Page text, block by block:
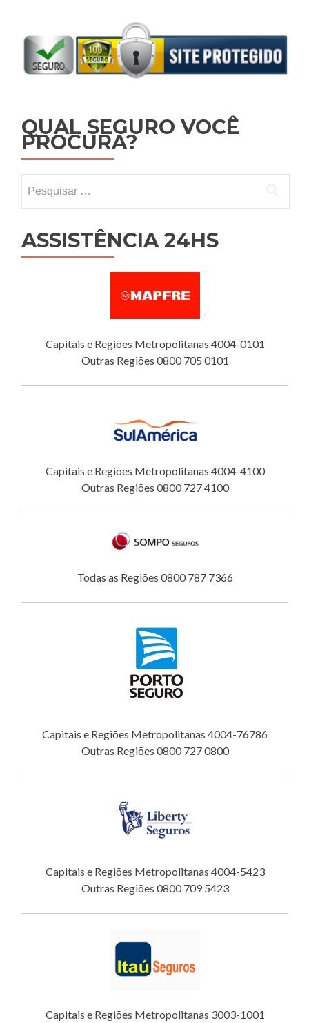
QUAL SEGURO VOCÊ
PROCURA?
ASSISTÊNCIA 24HS
Capitais e Regiões Metropolitanas 4004-0101
Outras Regiões 0800 705 0101
Capitais e Regiões Metropolitanas 4004-4100
Outras Regiões 0800 727 4100
Todas as Regiões 0800 787 7366
Capitais e Regiões Metropolitanas 4004-76786
Outras Regiões 0800 727 0800
Capitais e Regiões Metropolitanas 4004-5423
Outras Regiões 0800 709 5423
Capitais e Regiões Metropolitanas 3003-1001